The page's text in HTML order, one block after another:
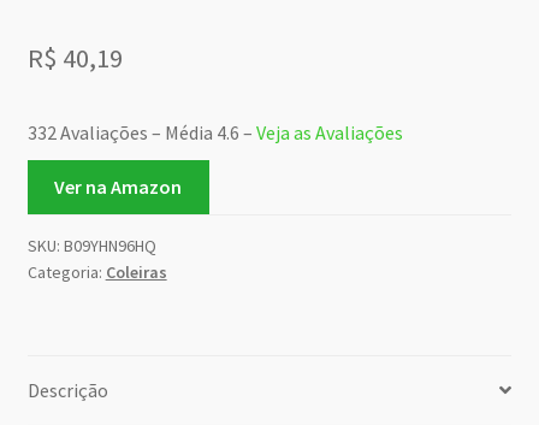
R$ 40,19
332 Avaliações – Média 4.6 – Veja as Avaliações
Ver na Amazon
SKU: B09YHN96HQ
Categoria: Coleiras
Descrição